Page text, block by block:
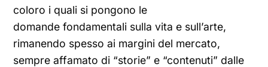
coloro i quali si pongono le
domande fondamentali sulla vita e sull’arte,
rimanendo spesso ai margini del mercato,
sempre affamato di “storie” e “contenuti” dalle